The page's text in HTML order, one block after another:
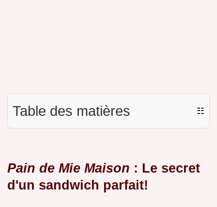
Table des matières ☷
Pain de Mie Maison : Le secret
d'un sandwich parfait!